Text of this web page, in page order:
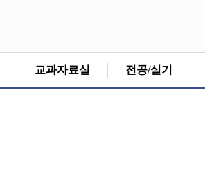
교과자료실 전공/실기